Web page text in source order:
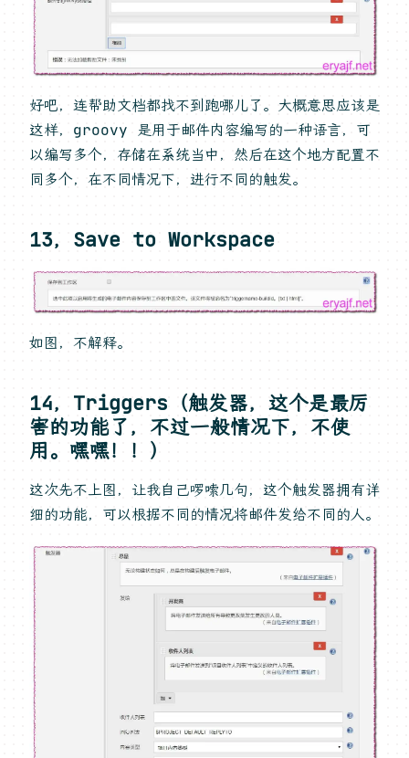
好吧，连帮助文档都找不到跑哪儿了。大概意思应该是
这样，groovy 是用于邮件内容编写的一种语言，可
以编写多个，存储在系统当中，然后在这个地方配置不
同多个，在不同情况下，进行不同的触发。
13，Save to Workspace
如图，不解释。
14，Triggers（触发器，这个是最厉
害的功能了，不过一般情况下，不使
用。嘿嘿！！）
这次先不上图，让我自己啰嗦几句，这个触发器拥有详
细的功能，可以根据不同的情况将邮件发给不同的人。